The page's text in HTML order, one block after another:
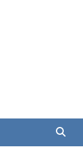
война
Новороссии, ДНР,